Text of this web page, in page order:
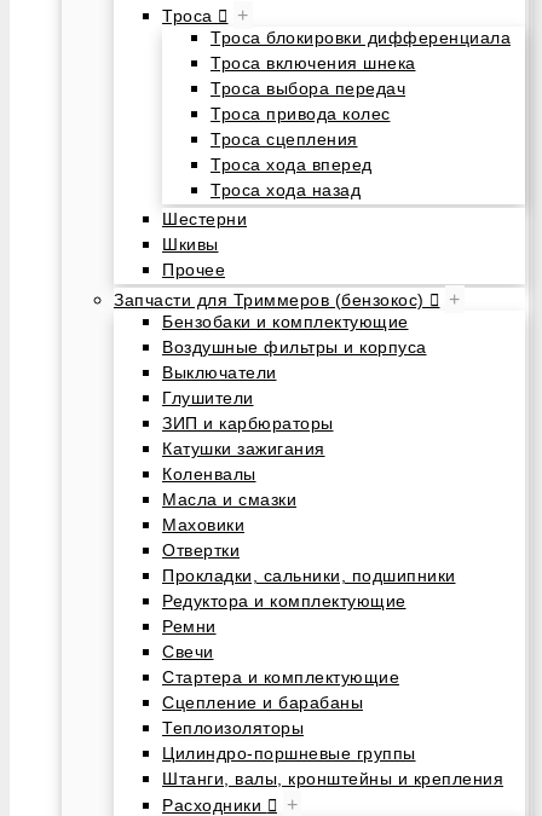
Троса
+
Троса блокировки дифференциала
Троса включения шнека
Троса выбора передач
Троса привода колес
Троса сцепления
Троса хода вперед
Троса хода назад
Шестерни
Шкивы
Прочее
Запчасти для Триммеров (бензокос)
+
Бензобаки и комплектующие
Воздушные фильтры и корпуса
Выключатели
Глушители
ЗИП и карбюраторы
Катушки зажигания
Коленвалы
Масла и смазки
Маховики
Отвертки
Прокладки, сальники, подшипники
Редуктора и комплектующие
Ремни
Свечи
Стартера и комплектующие
Сцепление и барабаны
Теплоизоляторы
Цилиндро-поршневые группы
Штанги, валы, кронштейны и крепления
Расходники
+